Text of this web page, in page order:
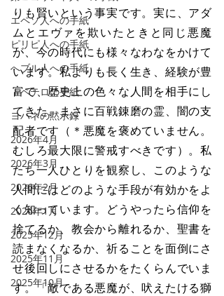
エペソ人への手紙
ピリピ人への手紙
へブル人への手紙
Ⅰペテロの手紙
ヨハネの黙示録
2026年4月
2026年3月
2026年2月
2026年1月
2025年12月
2025年11月
2025年10月
りも賢いという事実です。実に、アダ
ムとエヴァを欺いたときと同じ悪魔
が、今の時代にも様々なわなをかけて
います。私よりも長く生き、経験が豊
富で、歴史上の色々な人間を相手にし
てきた、まさに百戦錬磨の霊、闇の支
配者です（＊悪魔を褒めていません。
むしろ最大限に警戒すべきです）。私
たち一人ひとりを観察し、このような
人間にはどのような手段が有効かをよ
く知っています。どうやったら信仰を
捨てるか、教会から離れるか、聖書を
読まなくなるか、祈ることを面倒にさ
せ後回しにさせるかをたくらんでいま
す。「敵である悪魔が、吠えたける獅